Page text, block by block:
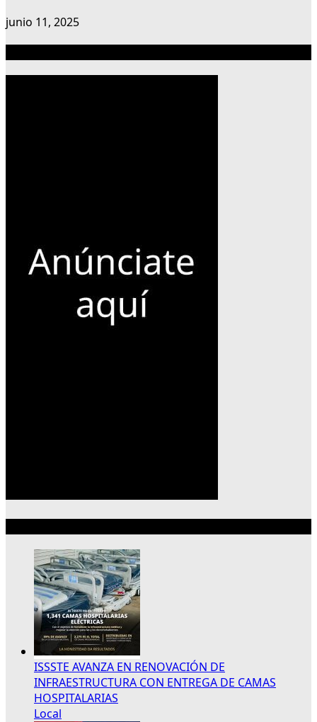
junio 11, 2025
ISSSTE AVANZA EN RENOVACIÓN DE
INFRAESTRUCTURA CON ENTREGA DE CAMAS
HOSPITALARIAS
Local